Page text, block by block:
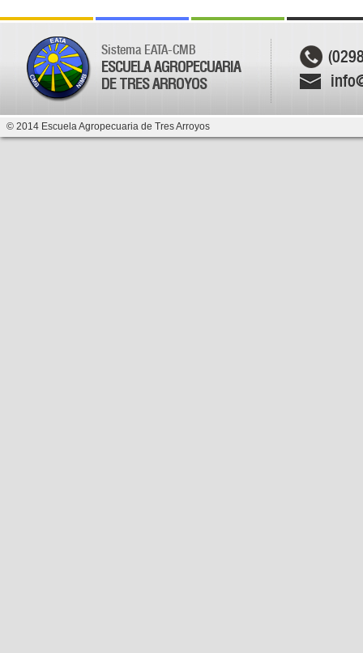
Sistema EATA-CMB
ESCUELA AGROPECUARIA
DE TRES ARROYOS
© 2014 Escuela Agropecuaria de Tres Arroyos